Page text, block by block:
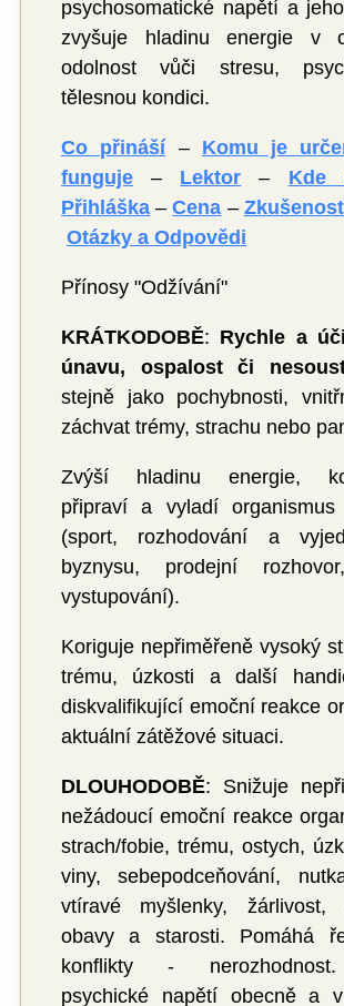
psychosomatické napětí a
zvyšuje hladinu energie v
odolnost vůči stresu,
tělesnou kondici.
Co přináší– Komu je
funguje – Lektor – Kde
Přihláška –Cena –
Otázky a Odpovědi
Přínosy "Odžívání"
KRÁTKODOBĚ: Rychle a
únavu, ospalost či
stejně jako pochybnosti,
záchvat trémy, strachu nebo
Zvýší hladinu energie,
připraví a vyladí
(sport, rozhodování a
byznysu, prodejní
vystupování).
Koriguje nepřiměřeně vysoký
trému, úzkosti a další
diskvalifikující emoční reakce
aktuální zátěžové situaci.
DLOUHODOBĚ: Snižuje
nežádoucí emoční reakce
strach/fobie, trému, ostych,
viny, sebepodceňování,
vtíravé myšlenky, žárlivost,
obavy a starosti. Pomáhá
konflikty -
psychické napětí obecně a